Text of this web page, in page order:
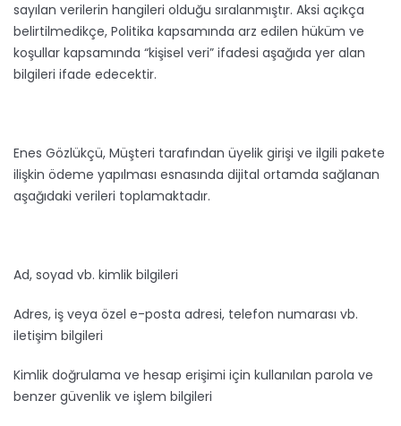
sayılan verilerin hangileri olduğu sıralanmıştır. Aksi açıkça
belirtilmedikçe, Politika kapsamında arz edilen hüküm ve
koşullar kapsamında “kişisel veri” ifadesi aşağıda yer alan
bilgileri ifade edecektir.
Enes Gözlükçü, Müşteri tarafından üyelik girişi ve ilgili pakete
ilişkin ödeme yapılması esnasında dijital ortamda sağlanan
aşağıdaki verileri toplamaktadır.
Ad, soyad vb. kimlik bilgileri
Adres, iş veya özel e-posta adresi, telefon numarası vb.
iletişim bilgileri
Kimlik doğrulama ve hesap erişimi için kullanılan parola ve
benzer güvenlik ve işlem bilgileri